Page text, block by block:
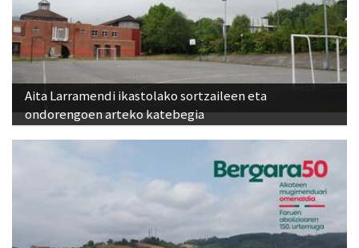
Aita Larramendi ikastolako sortzaileen eta
ondorengoen arteko katebegia